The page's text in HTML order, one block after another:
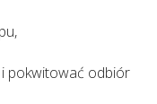
pokwitować odbiór